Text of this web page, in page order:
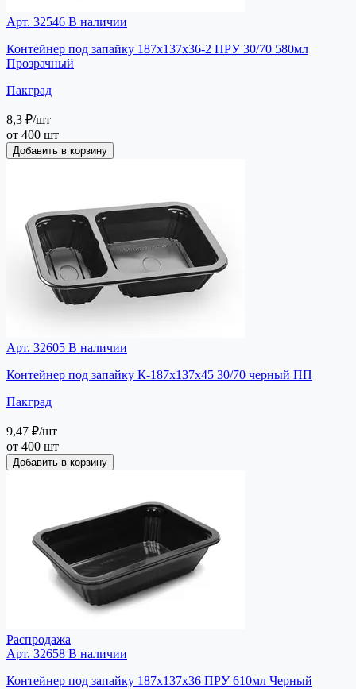
Арт. 32546 В наличии
Контейнер под запайку 187х137х36-2 ПРУ 30/70 580мл
Прозрачный
Пакград
8,3 ₽/шт
от 400 шт
Добавить в корзину
Арт. 32605 В наличии
Контейнер под запайку К-187х137х45 30/70 черный ПП
Пакград
9,47 ₽/шт
от 400 шт
Добавить в корзину
Распродажа
Арт. 32658 В наличии
Контейнер под запайку 187х137х36 ПРУ 610мл Черный